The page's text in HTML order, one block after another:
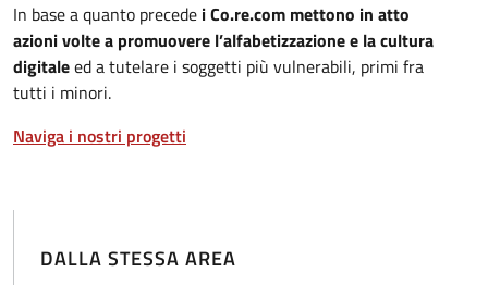
In base a quanto precede i Co.re.com mettono in atto
azioni volte a promuovere l’alfabetizzazione e la cultura
digitaleed a tutelare i soggetti più vulnerabili, primi fra
tutti i minori.
Naviga i nostri progetti
DALLA STESSA AREA